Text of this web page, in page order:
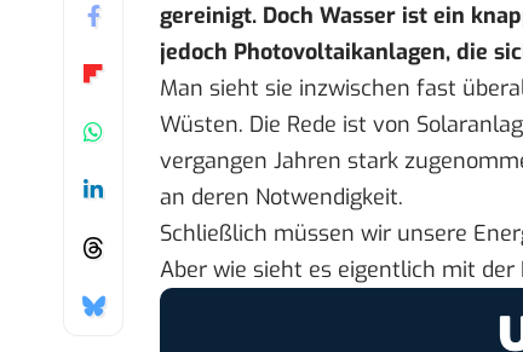
gereinigt. Doch Wasser ist ein
jedoch Photovoltaikanlagen, die
Man sieht sie inzwischen fast
Wüsten. Die Rede ist von
vergangen Jahren stark
an deren Notwendigkeit.
Schließlich müssen wir unsere
Aber wie sieht es eigentlich mit